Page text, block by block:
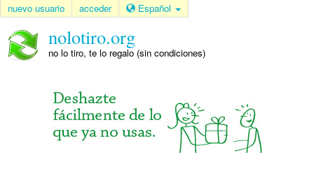
nuevo usuario acceder Español
nolotiro.org
no lo tiro, te lo regalo (sin condiciones)